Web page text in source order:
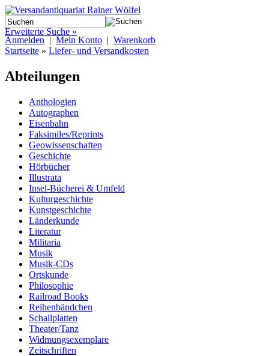
Erweiterte Suche »
Anmelden | Mein Konto | Warenkorb
Startseite » Liefer- und Versandkosten
Abteilungen
Anthologien
Autographen
Eisenbahn
Faksimiles/Reprints
Geowissenschaften
Geschichte
Hörbücher
Illustrata
Insel-Bücherei & Umfeld
Kulturgeschichte
Kunstgeschichte
Länderkunde
Literatur
Militaria
Musik
Musik-CDs
Ortskunde
Philosophie
Railroad Books
Reihenbändchen
Schallplatten
Theater/Tanz
Widmungsexemplare
Zeitschriften